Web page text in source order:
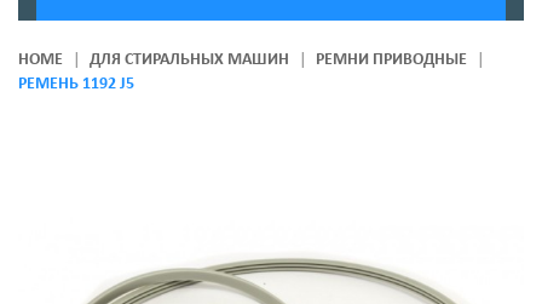
ГЛАВНАЯ
HOME ДЛЯ СТИРАЛЬНЫХ МАШИН
РЕМНИ ПРИВОДНЫЕ
РЕМЕНЬ 1192 J5